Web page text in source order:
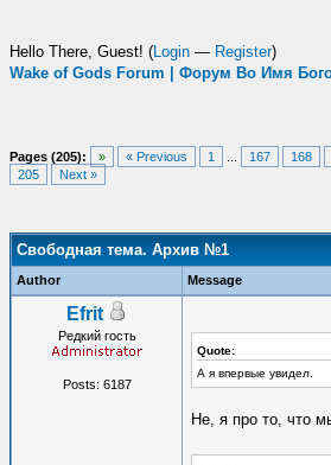
Hello There, Guest! (Login — Register)
Wake of Gods Forum | Форум Во Имя
Pages (205): » « Previous 1 167 168
205
Next »
Свободная тема. Архив №1
Author Message
Efrit
Редкий гость
Posts: 6187
Quote:
А я впервые увидел.
Не, я про то, что